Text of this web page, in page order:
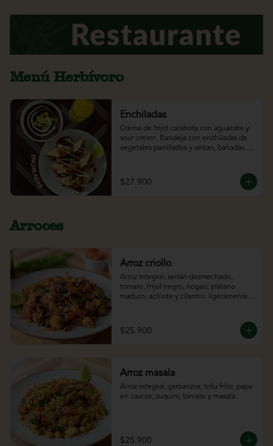
Menú Herbívoro
Enchiladas
Crema de frijol carahota con aguacate y
sour cream. Bandeja con enchiladas de
vegetales parrillados y seitan, bañadas
$27.900
Arroces
Arroz criollo
Arroz integral, seitán desmechado,
tomate, frijol negro, hogao, plátano
maduro, achiote y cilantro. ligeramente
$25.900
Arroz masala
Arroz integral, garbanzos, tofu frito, papa
en cascos, zuquini, tomate y masala.
$25.900